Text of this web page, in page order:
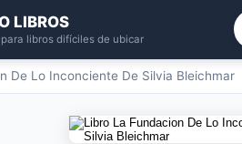
LIBROS
libros difíciles de ubicar
De Lo Inconciente De Silvia Bleichmar